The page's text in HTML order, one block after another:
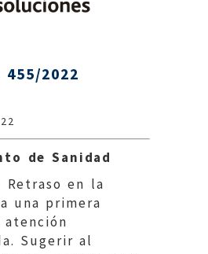
455/2022
de Sanidad
Retraso en la
una primera
Sugerir al